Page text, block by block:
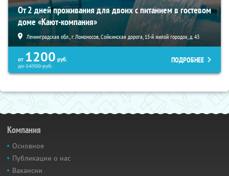
От 2 дней проживания для двоих с питанием в гостевом
доме «Кают-компания»
Ленинградская обл., г. Ломоносов, Сойкинская дорога, 15-й жилой городок, д. 43
от 1200 руб.
до14900руб.
ПОДРОБНЕЕ
Компания
Основное
Публикации о нас
Вакансии